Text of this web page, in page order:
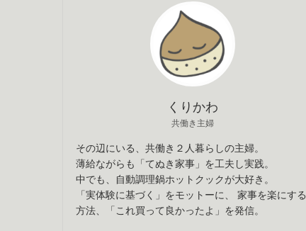
くりかわ
共働き主婦
その辺にいる、共働き２人暮らしの主婦。
薄給ながらも「てぬき家事」を工夫し実践。
中でも、自動調理鍋ホットクックが大好き。
「実体験に基づく」をモットーに、 家事を楽にする
方法、「これ買って良かったよ」を発信。